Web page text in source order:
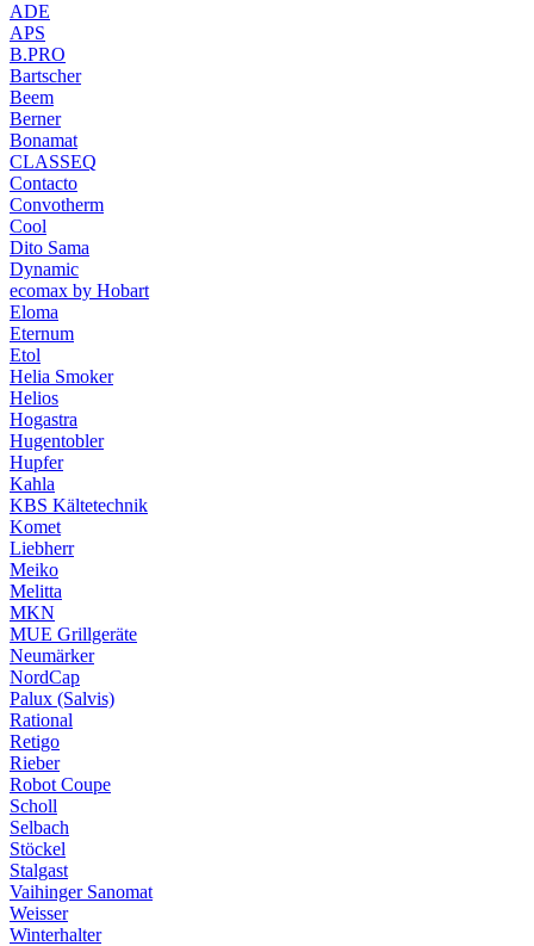
ADE
APS
B.PRO
Bartscher
Beem
Berner
Bonamat
CLASSEQ
Contacto
Convotherm
Cool
Dito Sama
Dynamic
ecomax by Hobart
Eloma
Eternum
Etol
Helia Smoker
Helios
Hogastra
Hugentobler
Hupfer
Kahla
KBS Kältetechnik
Komet
Liebherr
Meiko
Melitta
MKN
MUE Grillgeräte
Neumärker
NordCap
Palux (Salvis)
Rational
Retigo
Rieber
Robot Coupe
Scholl
Selbach
Stöckel
Stalgast
Vaihinger Sanomat
Weisser
Winterhalter